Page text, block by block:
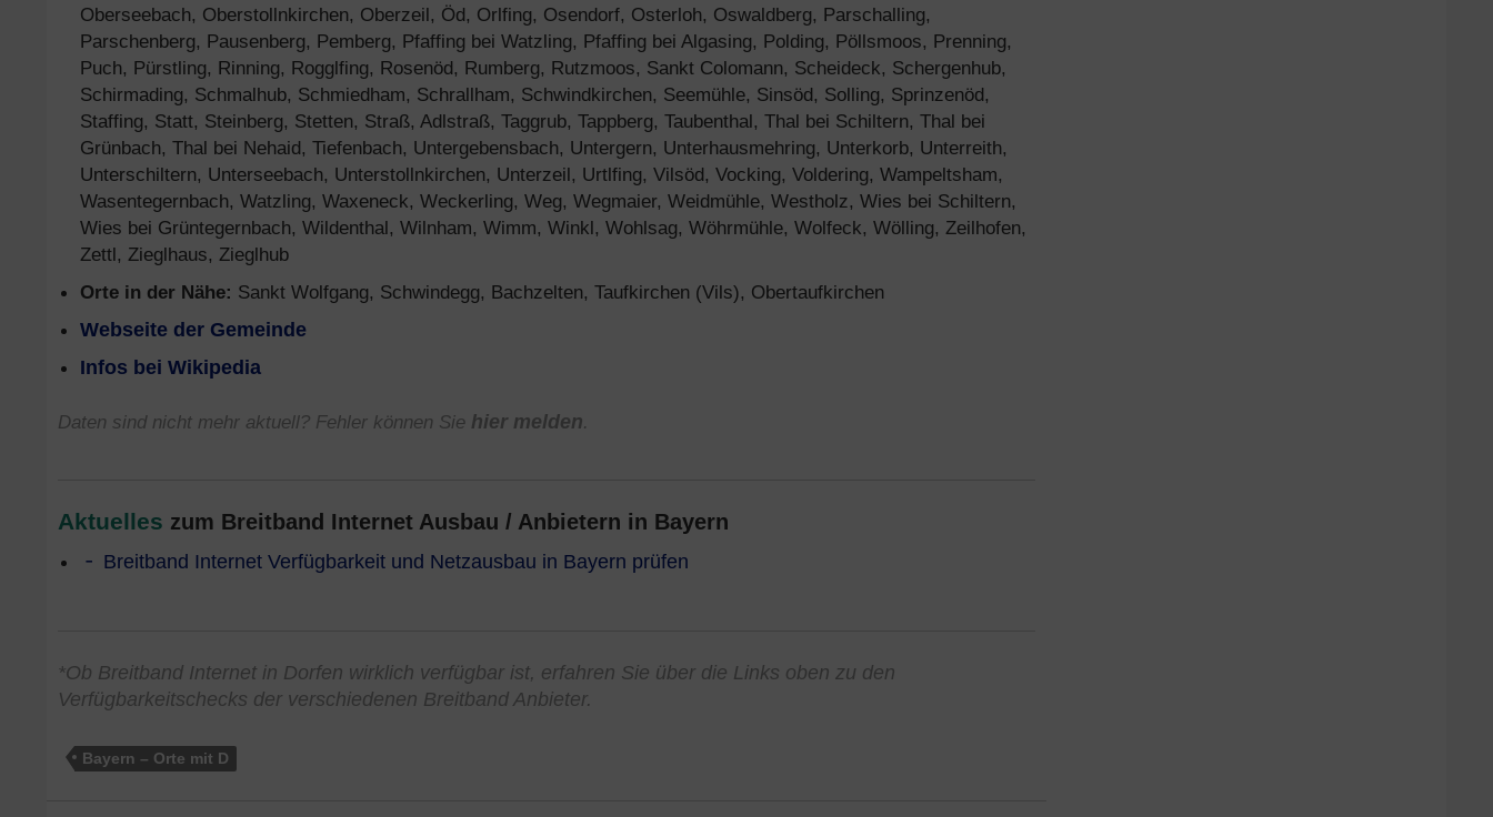
Oberseebach, Oberstollnkirchen, Oberzeil, Öd, Orlfing, Osendorf, Osterloh, Oswaldberg, Parschalling,
Parschenberg, Pausenberg, Pemberg, Pfaffing bei Watzling, Pfaffing bei Algasing, Polding, Pöllsmoos, Prenning,
Puch, Pürstling, Rinning, Rogglfing, Rosenöd, Rumberg, Rutzmoos, Sankt Colomann, Scheideck, Schergenhub,
Schirmading, Schmalhub, Schmiedham, Schrallham, Schwindkirchen, Seemühle, Sinsöd, Solling, Sprinzenöd,
Staffing, Statt, Steinberg, Stetten, Straß, Adlstraß, Taggrub, Tappberg, Taubenthal, Thal bei Schiltern, Thal bei
Grünbach, Thal bei Nehaid, Tiefenbach, Untergebensbach, Untergern, Unterhausmehring, Unterkorb, Unterreith,
Unterschiltern, Unterseebach, Unterstollnkirchen, Unterzeil, Urtlfing, Vilsöd, Vocking, Voldering, Wampeltsham,
Wasentegernbach, Watzling, Waxeneck, Weckerling, Weg, Wegmaier, Weidmühle, Westholz, Wies bei Schiltern,
Wies bei Grüntegernbach, Wildenthal, Wilnham, Wimm, Winkl, Wohlsag, Wöhrmühle, Wolfeck, Wölling, Zeilhofen,
Zettl, Zieglhaus, Zieglhub
Orte in der Nähe: Sankt Wolfgang, Schwindegg, Bachzelten, Taufkirchen (Vils), Obertaufkirchen
Webseite der Gemeinde
Infos bei Wikipedia
Daten sind nicht mehr aktuell? Fehler können Sie hier melden.
Aktuelles zum Breitband Internet Ausbau / Anbietern in Bayern
Breitband Internet Verfügbarkeit und Netzausbau in Bayern prüfen
*Ob Breitband Internet in Dorfen wirklich verfügbar ist, erfahren Sie über die Links oben zu den
Verfügbarkeitschecks der verschiedenen Breitband Anbieter.
Bayern – Orte mit D